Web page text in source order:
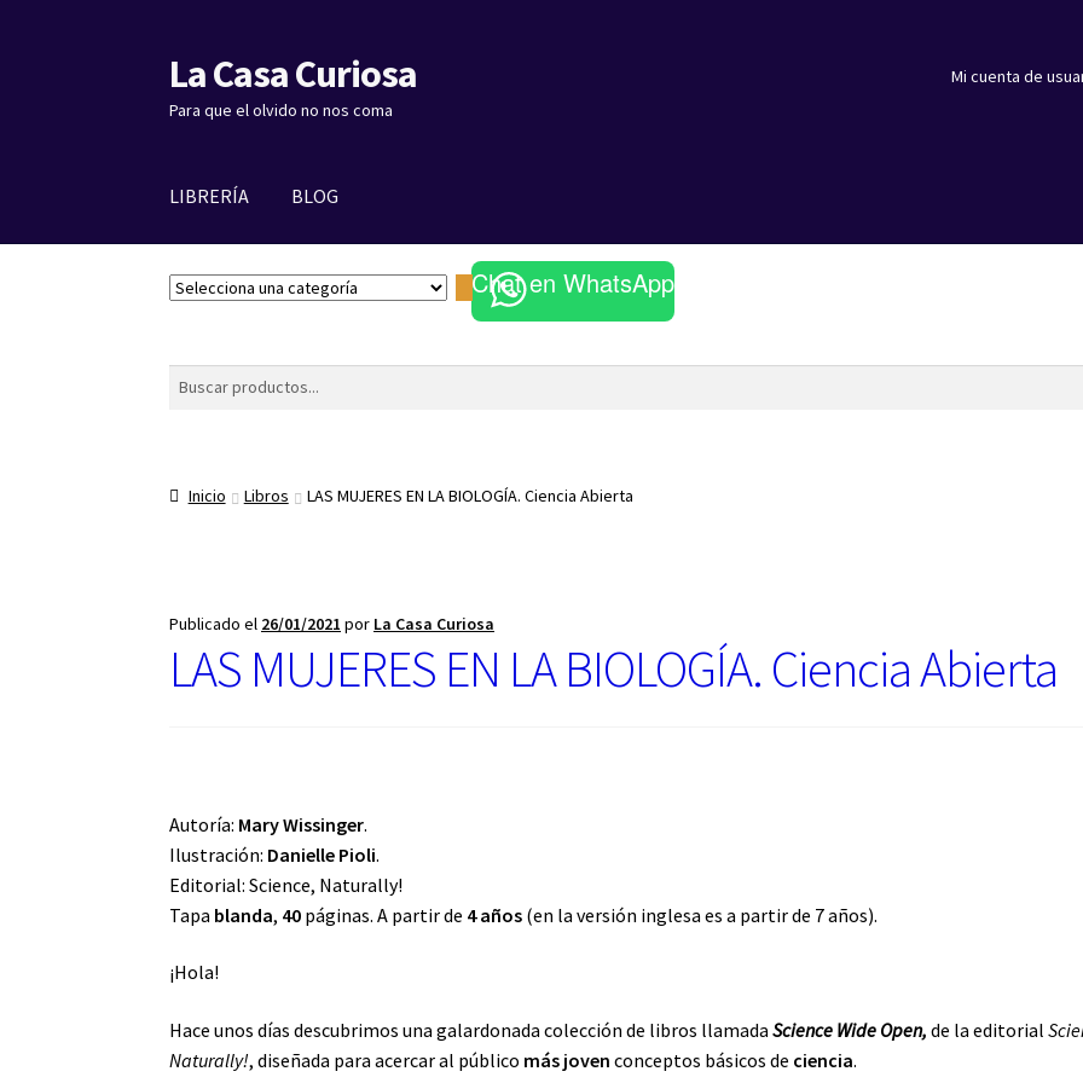
Ir
a
la
Ir
al
contenido
La Casa Curiosa
Para que el olvido no nos coma
Mi cuenta de
LIBRERÍA BLOG
S
e
n
c
a
t
í
a
Chat en WhatsApp
Buscar
Inicio Libros LAS MUJERES EN LA BIOLOGÍA. Ciencia Abierta
Publicado el 26/01/2021 por La Casa Curiosa
LAS MUJERES EN LA BIOLOGÍA. Ciencia Abierta
Autoría: Mary Wissinger.
Ilustración: Danielle Pioli.
Editorial: Science, Naturally!
Tapa blanda, 40 páginas. A partir de 4 años (en la versión inglesa es a partir de 7 años).
¡Hola!
Hace unos días descubrimos una galardonada colección de libros llamadaScience Wide Open, de la editorial
Naturally!, diseñada para acercar al público más joven conceptos básicos de ciencia.